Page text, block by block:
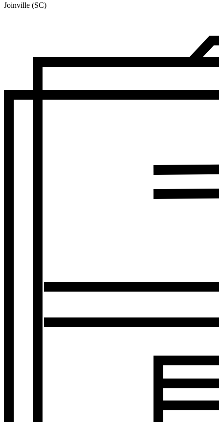
Joinville (SC)